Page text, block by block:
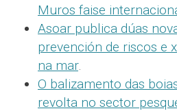
Muros faise
Asoar publica dúas
prevención de riscos e
na mar.
O balizamento das
revolta no sector